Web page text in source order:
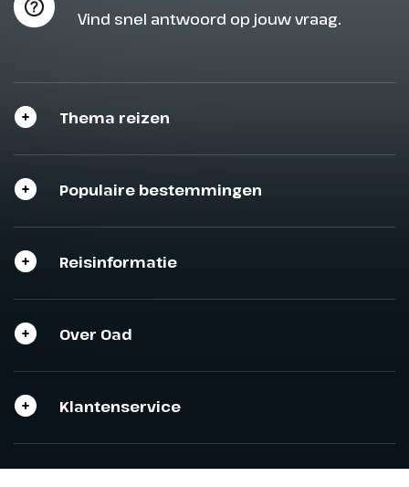
Sluit het programma
Vind snel antwoord op jouw vraag.
Thema reizen
Populaire bestemmingen
Reisinformatie
Over Oad
Klantenservice